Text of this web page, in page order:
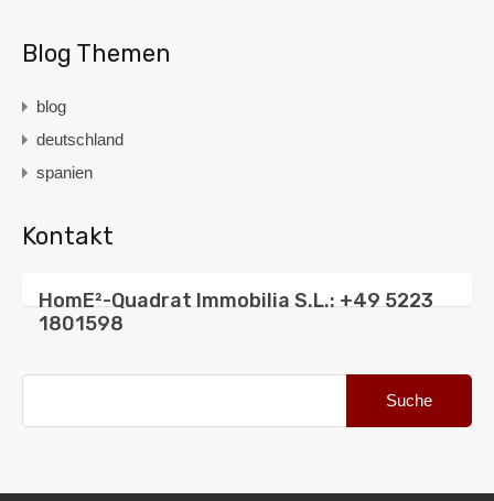
Blog Themen
blog
deutschland
spanien
Kontakt
HomE²-Quadrat Immobilia S.L.: +49 5223
1801598